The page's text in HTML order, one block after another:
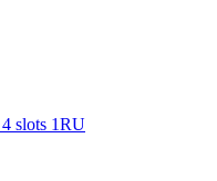
slots 1RU